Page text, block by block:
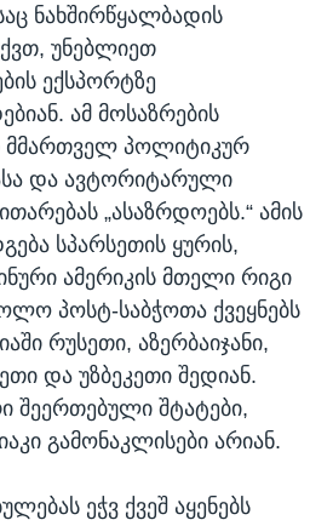
ნახშირწყალბადის
უნებლიეთ
ექსპორტზე
ამ მოსაზრების
მმართველ პოლიტიკურ
და ავტორიტარული
„ასაზრდოებს.“ ამის
სპარსეთის ყურის,
ამერიკის მთელი რიგი
პოსტ-საბჭოთა ქვეყნებს
რუსეთი, აზერბაიჯანი,
და უზბეკეთი შედიან.
შეერთებული შტატები,
გამონაკლისები არიან.
ეჭვ ქვეშ აყენებს